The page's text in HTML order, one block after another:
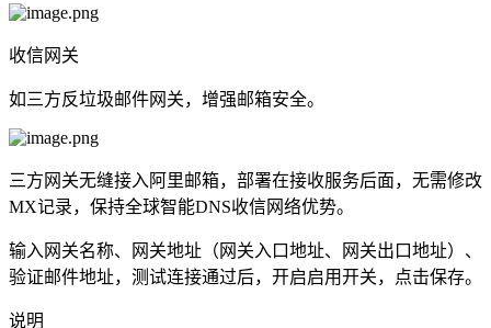
收信网关
如三方反垃圾邮件网关，增强邮箱安全。
三方网关无缝接入阿里邮箱，部署在接收服务后面，无需修改
MX记录，保持全球智能DNS收信网络优势。
输入网关名称、网关地址（网关入口地址、网关出口地址）、
验证邮件地址，测试连接通过后，开启启用开关，点击保存。
说明